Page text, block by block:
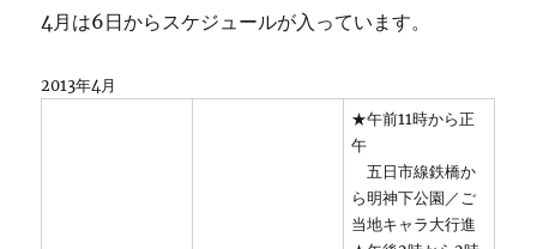
4月は6日からスケジュールが入っています。
2013年4月
★午前11時から正
午
五日市線鉄橋か
ら明神下公園／ご
当地キャラ大行進